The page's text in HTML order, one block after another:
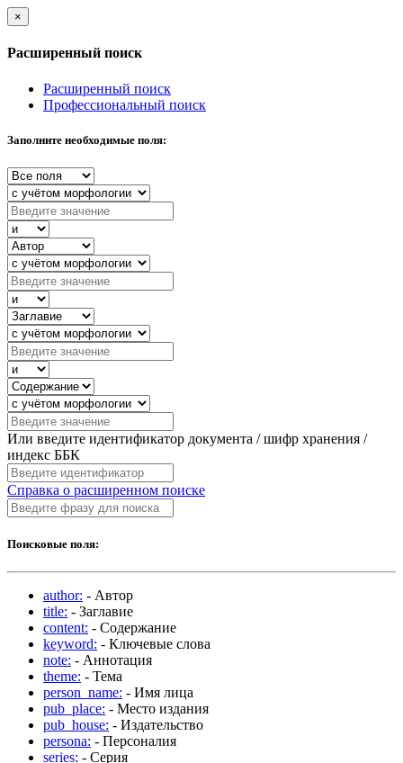
×
Расширенный поиск
Расширенный поиск
Профессиональный поиск
Заполните необходимые поля:
Или введите идентификатор документа / шифр хранения /
индекс ББК
Справка о расширенном поиске
Поисковые поля:
author: - Автор
title: - Заглавие
content: - Содержание
keyword: - Ключевые слова
note: - Аннотация
theme: - Тема
person_name: - Имя лица
pub_place: - Место издания
pub_house: - Издательство
persona: - Персоналия
series: - Серия